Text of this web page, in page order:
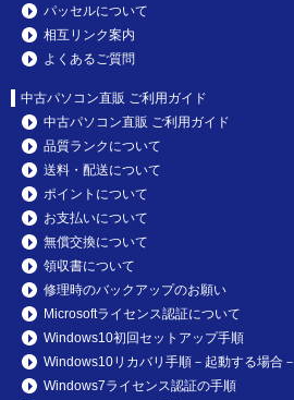
パッセルについて
相互リンク案内
よくあるご質問
中古パソコン直販 ご利用ガイド
中古パソコン直販 ご利用ガイド
品質ランクについて
送料・配送について
ポイントについて
お支払いについて
無償交換について
領収書について
修理時のバックアップのお願い
Microsoftライセンス認証について
Windows10初回セットアップ手順
Windows10リカバリ手順－起動する場合－
Windows7ライセンス認証の手順